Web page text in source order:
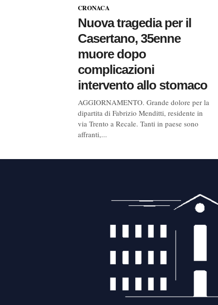
CRONACA
Nuova tragedia per il
Casertano, 35enne
muore dopo
complicazioni
intervento allo stomaco
AGGIORNAMENTO. Grande dolore per la
dipartita di Fabrizio Menditti, residente in
via Trento a Recale. Tanti in paese sono
affranti,...